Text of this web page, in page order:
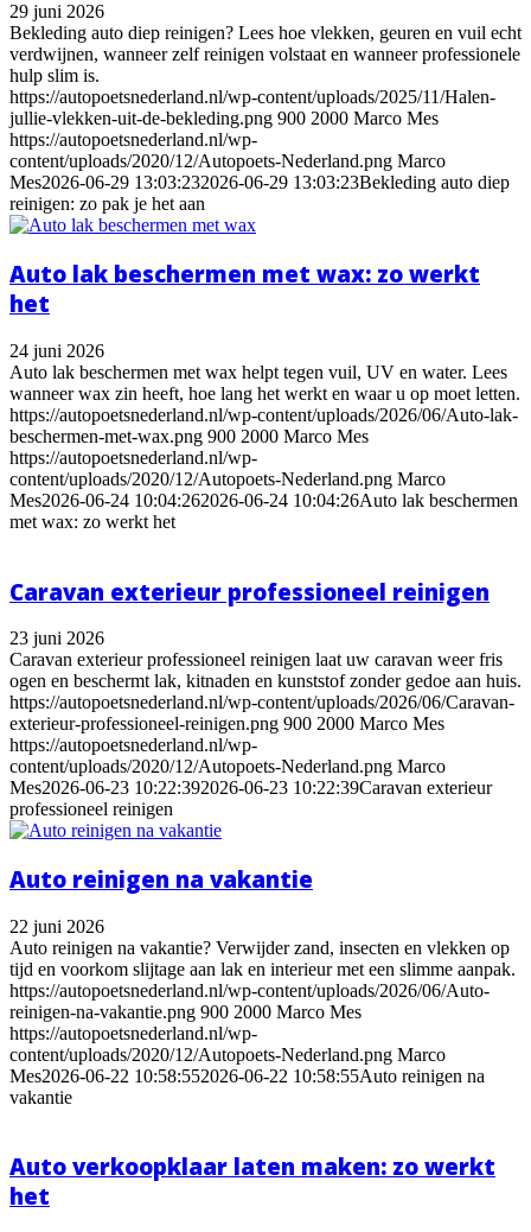
29 juni 2026
Bekleding auto diep reinigen? Lees hoe vlekken, geuren en vuil echt
verdwijnen, wanneer zelf reinigen volstaat en wanneer professionele
hulp slim is.
https://autopoetsnederland.nl/wp-content/uploads/2025/11/Halen-
jullie-vlekken-uit-de-bekleding.png 900 2000 Marco Mes
https://autopoetsnederland.nl/wp-
content/uploads/2020/12/Autopoets-Nederland.png Marco
Mes2026-06-29 13:03:232026-06-29 13:03:23Bekleding auto diep
reinigen: zo pak je het aan
Auto lak beschermen met wax: zo werkt
het
24 juni 2026
Auto lak beschermen met wax helpt tegen vuil, UV en water. Lees
wanneer wax zin heeft, hoe lang het werkt en waar u op moet letten.
https://autopoetsnederland.nl/wp-content/uploads/2026/06/Auto-lak-
beschermen-met-wax.png 900 2000 Marco Mes
https://autopoetsnederland.nl/wp-
content/uploads/2020/12/Autopoets-Nederland.png Marco
Mes2026-06-24 10:04:262026-06-24 10:04:26Auto lak beschermen
met wax: zo werkt het
Caravan exterieur professioneel reinigen
23 juni 2026
Caravan exterieur professioneel reinigen laat uw caravan weer fris
ogen en beschermt lak, kitnaden en kunststof zonder gedoe aan huis.
https://autopoetsnederland.nl/wp-content/uploads/2026/06/Caravan-
exterieur-professioneel-reinigen.png 900 2000 Marco Mes
https://autopoetsnederland.nl/wp-
content/uploads/2020/12/Autopoets-Nederland.png Marco
Mes2026-06-23 10:22:392026-06-23 10:22:39Caravan exterieur
professioneel reinigen
Auto reinigen na vakantie
22 juni 2026
Auto reinigen na vakantie? Verwijder zand, insecten en vlekken op
tijd en voorkom slijtage aan lak en interieur met een slimme aanpak.
https://autopoetsnederland.nl/wp-content/uploads/2026/06/Auto-
reinigen-na-vakantie.png 900 2000 Marco Mes
https://autopoetsnederland.nl/wp-
content/uploads/2020/12/Autopoets-Nederland.png Marco
Mes2026-06-22 10:58:552026-06-22 10:58:55Auto reinigen na
vakantie
Auto verkoopklaar laten maken: zo werkt
het